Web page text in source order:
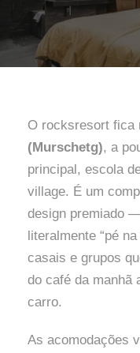
O rocksresort fica
(Murschetg), a
principal, escola
village. É um
design premiado
literalmente “pé
casais e grupos
do café da manhã
carro.
As acomodações